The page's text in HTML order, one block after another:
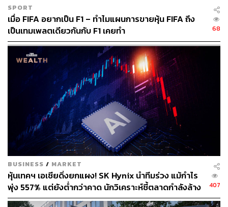
สามารถติดตาม THE STANDARD WEALTH
ผ่านแอปพลิเคชันต่างๆ ที่คุณสะดวกหรือใช้งานอยู่แล้วได้เลย
Warrant Par Value NOBLE-W2 หุ้นสามัญ
โนเบิล ดีเวลลอปเมนท์
NOBLE ธงชัย บุศราพันธ์
154
SPORT
เมื่อ FIFA อยากเป็น F1 – ทำไมแผนการขายหุ้น FIFA ถึง
เป็นเทมเพลตเดียวกันกับ F1 เคยทำ
68
BUSINESS / MARKET
หุ้นเทคฯ เอเชียดิ่งยกแผง! SK Hynix นำทีมร่วง แม้กำไร
พุ่ง 557% แต่ยังต่ำกว่าคาด นักวิเคราะห์ชี้ตลาดกำลังล้าง
‘ฟองสบู่’ AI
407